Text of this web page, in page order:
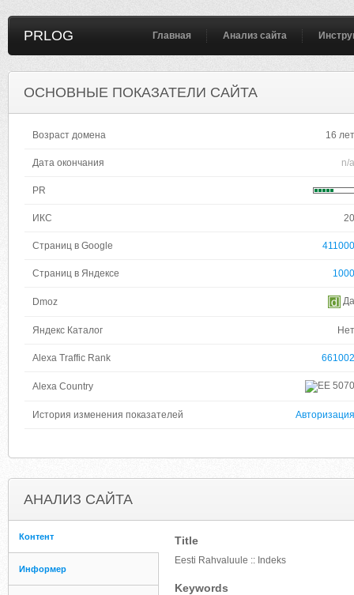
PRLOG Главная Анализ сайта
ОСНОВНЫЕ ПОКАЗАТЕЛИ САЙТА
Возраст домена 16 лет
Дата окончания n/a
PR
ИКС 20
Страниц в Google 411000
Страниц в Яндексе 1000
Dmoz Да
Яндекс Каталог Нет
Alexa Traffic Rank 661002
Alexa Country 5070
История изменения показателей Авторизация
АНАЛИЗ САЙТА
Контент
Информер
Title
Eesti Rahvaluule :: Indeks
Keywords